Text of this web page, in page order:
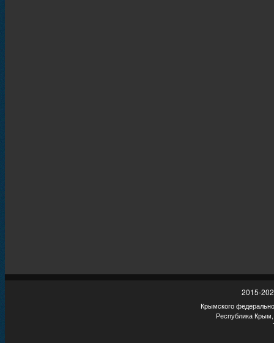
2015-
Крымского
Республика